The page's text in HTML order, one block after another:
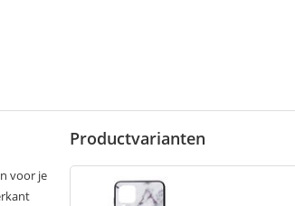
voor je
Productvarianten